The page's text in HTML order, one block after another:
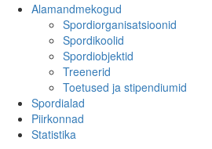
Alamandmekogud
Spordiorganisatsioonid
Spordikoolid
Spordiobjektid
Treenerid
Toetused ja stipendiumid
Spordialad
Piirkonnad
Statistika